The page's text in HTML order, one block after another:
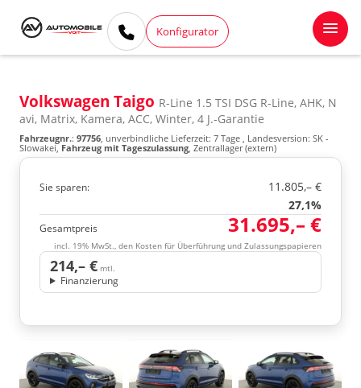
Konfigurator
Volkswagen Taigo R-Line 1.5 TSI DSG R-Line, AHK, N
avi, Matrix, Kamera, ACC, Winter, 4 J.-Garantie
Fahrzeugnr.: 97756, unverbindliche Lieferzeit: 7 Tage , Landesversion: SK -
Slowakei, Fahrzeug mit Tageszulassung, Zentrallager (extern)
Sie sparen:
11.805,– €
27,1%
Gesamtpreis 31.695,– €
incl. 19% MwSt., den Kosten für Überführung und Zulassungspapieren
214,– € mtl.
Finanzierung